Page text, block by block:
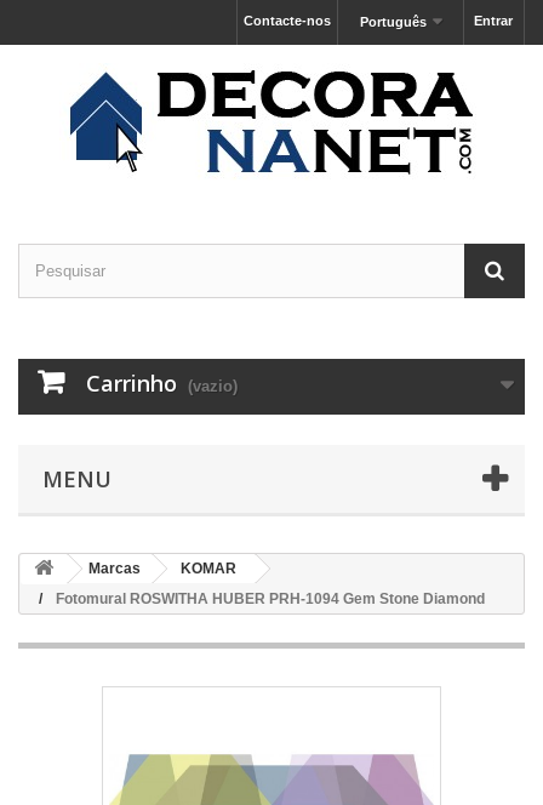
Entrar
Português
Contacte-nos
Carrinho (vazio)
MENU
Marcas
KOMAR
Fotomural ROSWITHA HUBER PRH-1094 Gem Stone Diamond